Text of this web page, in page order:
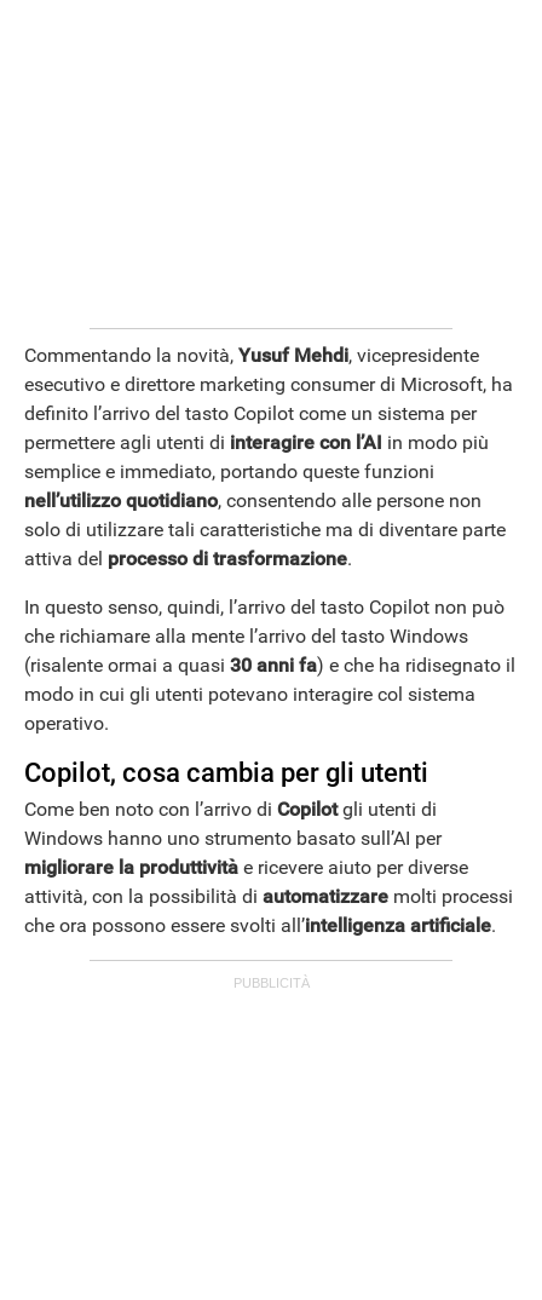
ANDROID
Commentando la novità, Yusuf Mehdi, vicepresidente
esecutivo e direttore marketing consumer di Microsoft, ha
definito l’arrivo del tasto Copilot come un sistema per
permettere agli utenti di interagire con l’AI in modo più
semplice e immediato, portando queste funzioni
nell’utilizzo quotidiano, consentendo alle persone non
solo di utilizzare tali caratteristiche ma di diventare parte
attiva del processo di trasformazione.
In questo senso, quindi, l’arrivo del tasto Copilot non può
che richiamare alla mente l’arrivo del tasto Windows
(risalente ormai a quasi 30 anni fa) e che ha ridisegnato il
modo in cui gli utenti potevano interagire col sistema
operativo.
Copilot, cosa cambia per gli utenti
Come ben noto con l’arrivo di Copilotgli utenti di
Windows hanno uno strumento basato sull’AI per
migliorare la produttività e ricevere aiuto per diverse
attività, con la possibilità di automatizzare molti processi
che ora possono essere svolti all’intelligenza artificiale.